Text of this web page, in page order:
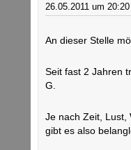
26.05.2011 um
An dieser Stelle
Seit fast 2 Jahren
G.
Je nach Zeit, Lust,
gibt es also